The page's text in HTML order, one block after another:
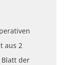
aus 2
Blatt der